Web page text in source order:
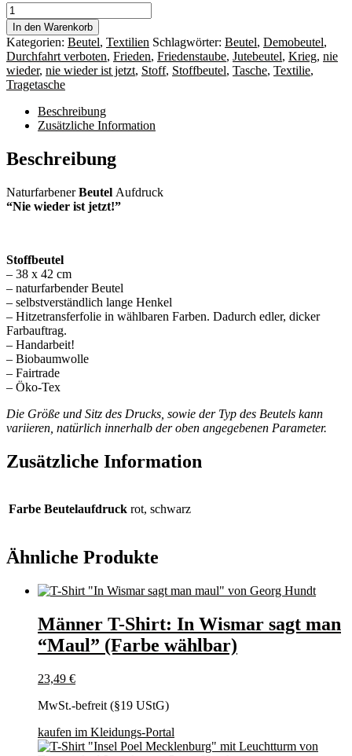
Beutel
"Nie
wieder
ist
jetzt!"
Menge
In den Warenkorb
Kategorien: Beutel, Textilien Schlagwörter: Beutel, Demobeutel,
Durchfahrt verboten, Frieden, Friedenstaube, Jutebeutel, Krieg, nie
wieder, nie wieder ist jetzt, Stoff, Stoffbeutel, Tasche, Textilie,
Tragetasche
Beschreibung
Zusätzliche Information
Beschreibung
NaturfarbenerBeutel Aufdruck
“Nie wieder ist jetzt!”
Stoffbeutel
– 38 x 42 cm
– naturfarbender Beutel
– selbstverständlich lange Henkel
– Hitzetransferfolie in wählbaren Farben. Dadurch edler, dicker
Farbauftrag.
– Handarbeit!
– Biobaumwolle
– Fairtrade
– Öko-Tex
Die Größe und Sitz des Drucks, sowie der Typ des Beutels kann
variieren, natürlich innerhalb der oben angegebenen Parameter.
Zusätzliche Information
Farbe Beutelaufdruck rot, schwarz
Ähnliche Produkte
Männer T-Shirt: In Wismar sagt man
“Maul” (Farbe wählbar)
23,49 €
MwSt.-befreit (§19 UStG)
kaufen im Kleidungs-Portal